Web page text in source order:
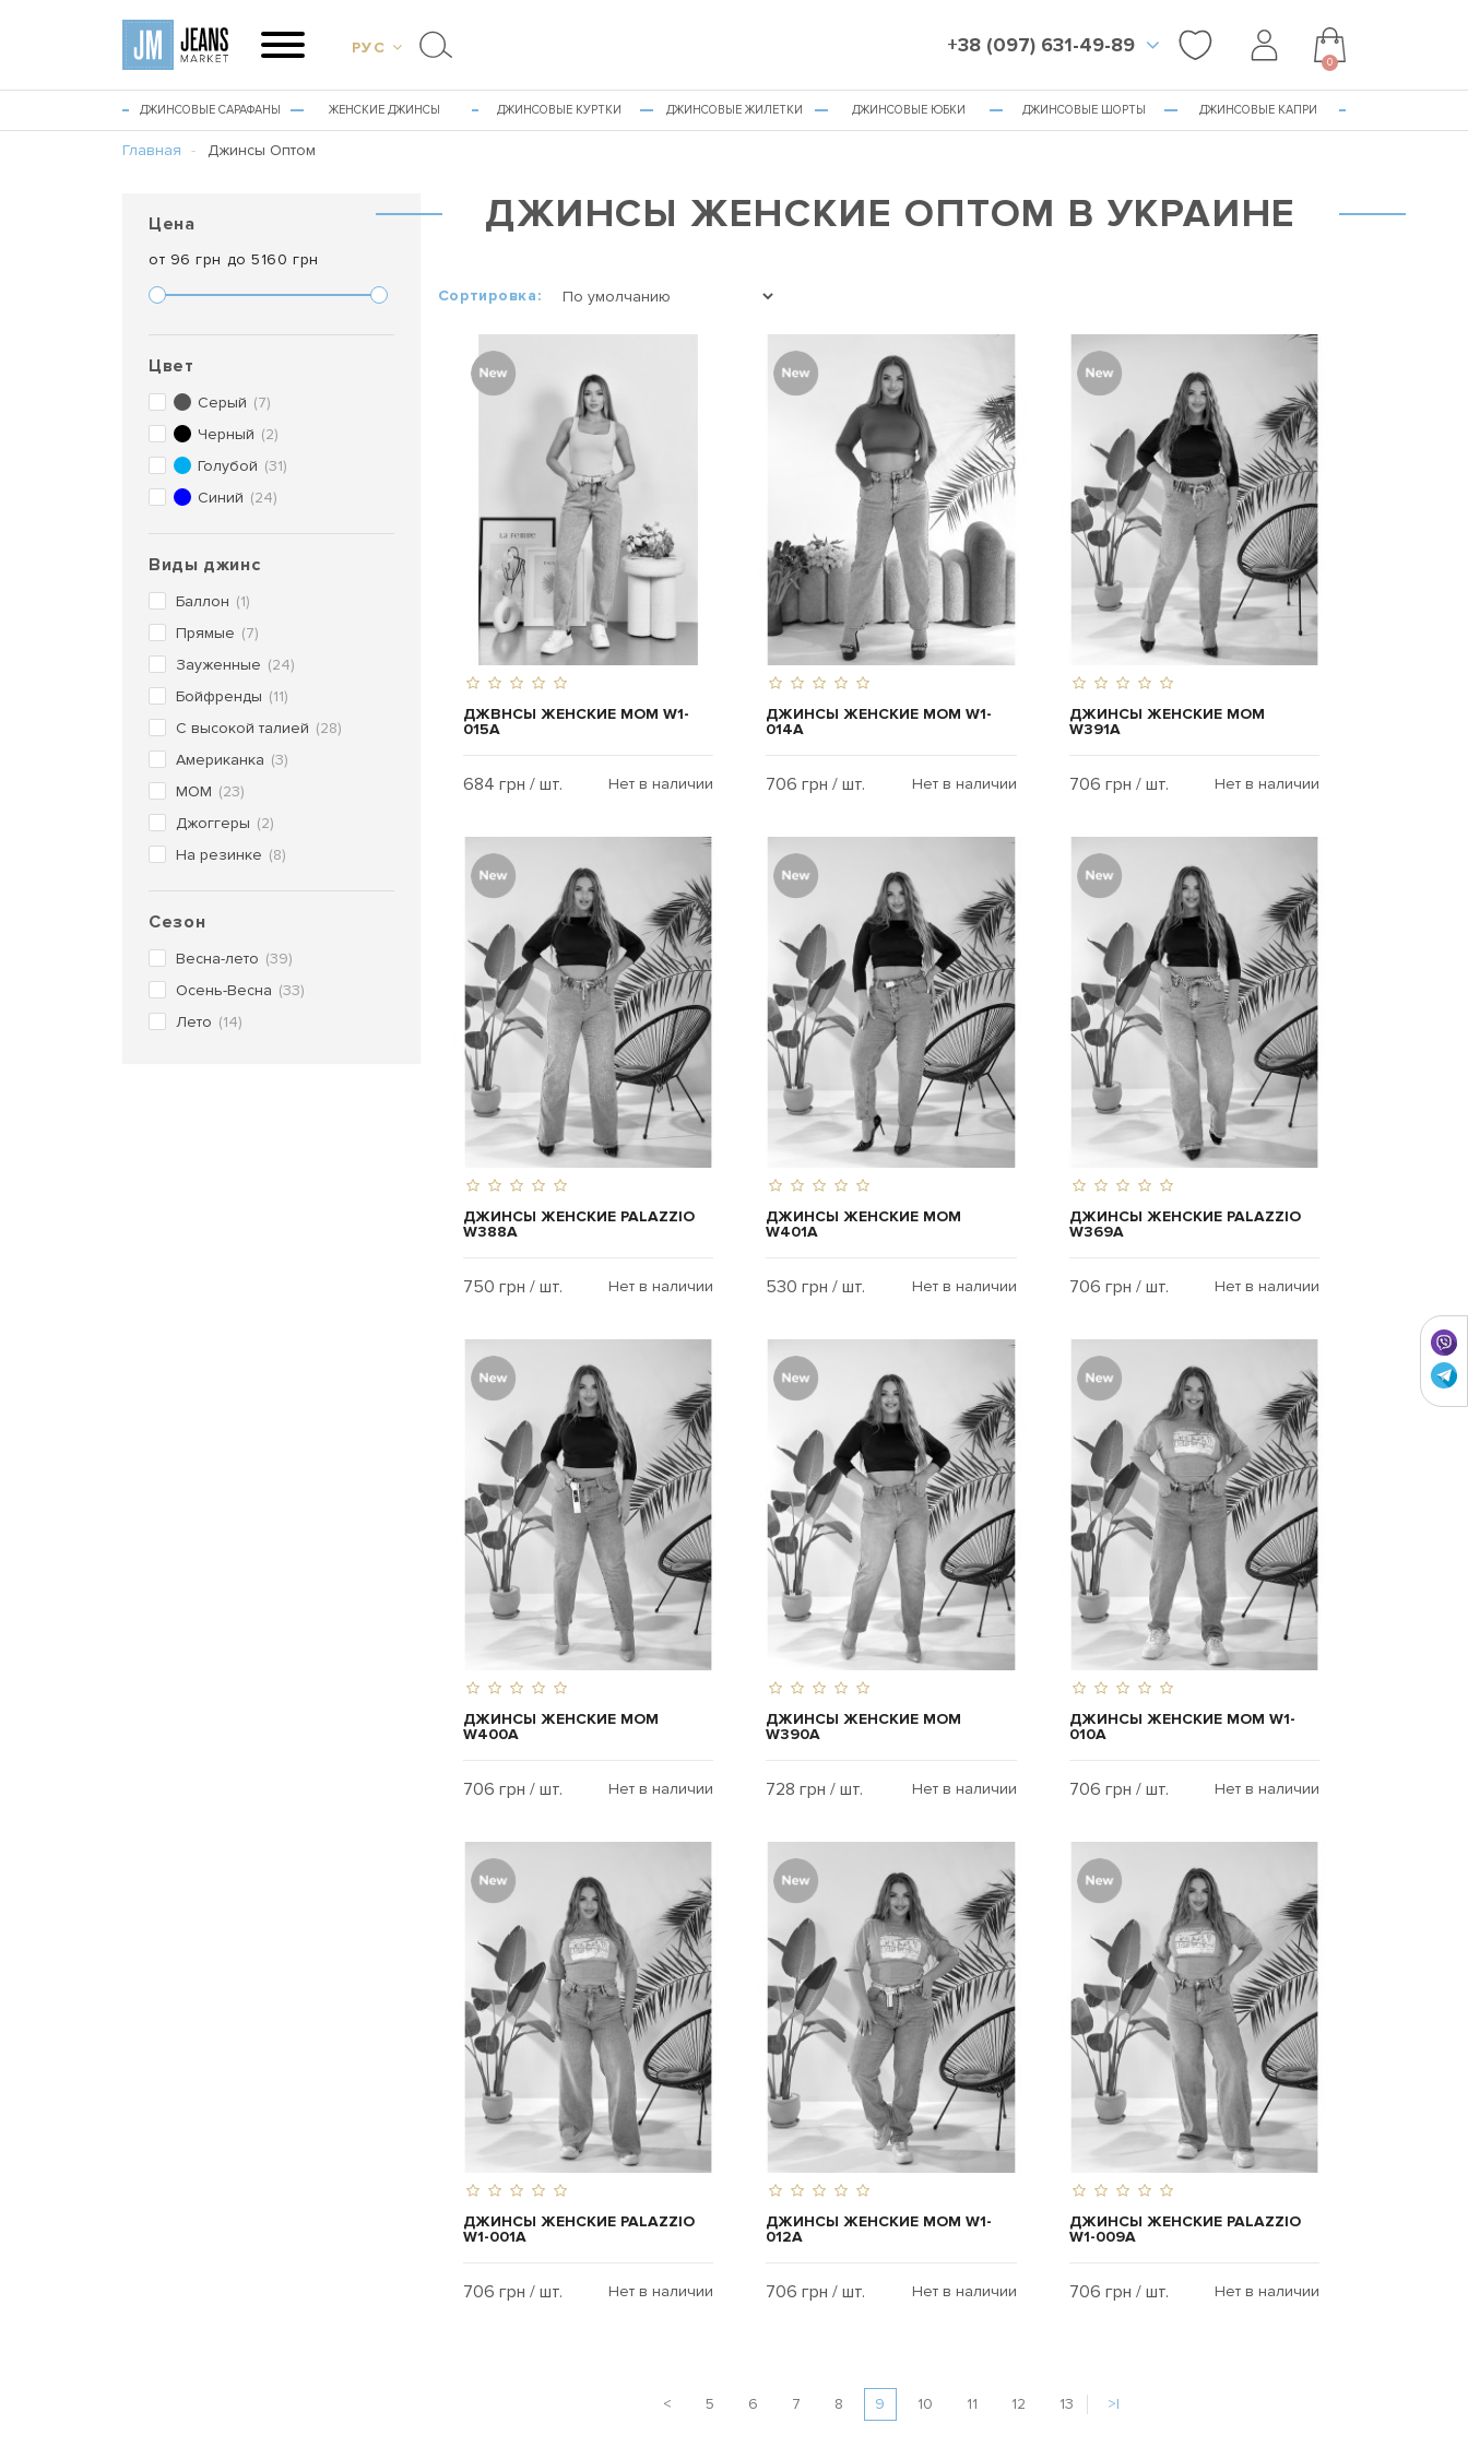
РУС +38 (097) 631-49-89
0
ДЖИНСОВЫЕ САРАФАНЫ ЖЕНСКИЕ ДЖИНСЫ ДЖИНСОВЫЕ КУРТКИ ДЖИНСОВЫЕ ЖИЛЕТКИ ДЖИНСОВЫЕ ЮБКИ ДЖИНСОВЫЕ ШОРТЫ ДЖИНСОВЫЕ КАПРИ
Главная Джинсы Оптом
Цена
от 96 грн до5160 грн
Цвет
Серый (7)
Черный (2)
Голубой (31)
Синий (24)
Виды джинс
Баллон (1)
Прямые (7)
Зауженные (24)
Бойфренды (11)
С высокой талией (28)
Американка (3)
МОМ (23)
Джоггеры (2)
На резинке (8)
Сезон
Весна-лето (39)
Осень-Весна (33)
Лето (14)
ДЖИНСЫ ЖЕНСКИЕ ОПТОМ В УКРАИНЕ
Сортировка:
ДЖBНСЫ ЖЕНСКИЕ MOM W1-
015A
684 грн / шт. Нет в наличии
ДЖИНСЫ ЖЕНСКИЕ MOM W1-
014A
706 грн / шт. Нет в наличии
ДЖИНСЫ ЖЕНСКИЕ MOM
W391A
706 грн / шт. Нет в наличии
ДЖИНСЫ ЖЕНСКИЕ PALAZZIO
W388A
750 грн / шт. Нет в наличии
ДЖИНСЫ ЖЕНСКИЕ MOM
W401A
530 грн / шт. Нет в наличии
ДЖИНСЫ ЖЕНСКИЕ PALAZZIO
W369A
706 грн / шт. Нет в наличии
ДЖИНСЫ ЖЕНСКИЕ MOM
W400A
706 грн / шт. Нет в наличии
ДЖИНСЫ ЖЕНСКИЕ MOM
W390A
728 грн / шт. Нет в наличии
ДЖИНСЫ ЖЕНСКИЕ MOM W1-
010A
706 грн / шт. Нет в наличии
ДЖИНСЫ ЖЕНСКИЕ PALAZZIO
W1-001A
706 грн / шт. Нет в наличии
ДЖИНСЫ ЖЕНСКИЕ MOM W1-
012A
706 грн / шт. Нет в наличии
ДЖИНСЫ ЖЕНСКИЕ PALAZZIO
W1-009A
706 грн / шт. Нет в наличии
< 5 6 7 8 9 10 11 12 13 >|